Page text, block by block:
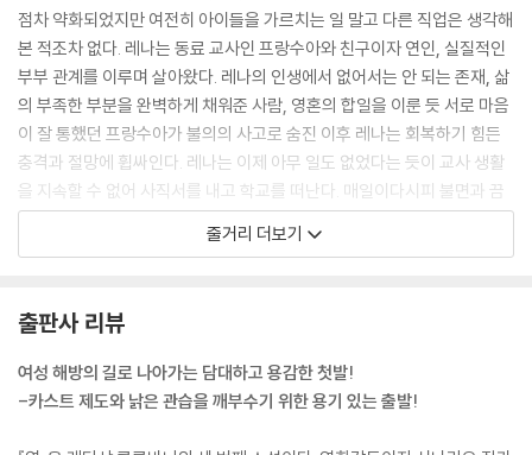
속의 말이자 단지 희망에 그치지 않을 구원의 말이었다. 아이들이 학교 문
을 열고 교실 안으로 발을 들여놓을 때 삶은 그들을겨누었던 적의를 거두
고 비로소 확실한 미래를 열어 보일 것이다. 교육은 아이들에게 카스트 제
도가 부과한 형벌 같은 삶에서 벗어날 기회를 제공해줄 것이다.
--- pp.20~21
그날도 레나는 해변으로 나갔다. 지난밤에도 불면에 시달렸지만 이제는 그
런 생활에 제법 익숙해진 상태였다. 얼굴 가득 짙은 피로감이 어려 있었다.
눈이 따끔거리고 눈 주위가 쿡쿡 쑤셨다. 은근한 동통 탓에 식욕이 일지 않
았다. 다리는 천근만근 무거웠고, 두통이 심한 데다가 이따금 현기증이 일
는 구름 한 점 보이지 않았다. 레나는 이제 곧 청명한 하늘을 바라본 다음에
레나는 자신이 충분한 힘을 갖추고 있다고 믿었을까? 첫 새벽의 밀물이 얼
점차 약화되었지만 여전히 아이들을 가르치는 일 말고 다른 직업은 생각해
본 적조차 없다. 레나는 동료 교사인 프랑수아와 친구이자 연인, 실질적인
부부 관계를 이루며 살아왔다. 레나의 인생에서 없어서는 안 되는 존재, 삶
의 부족한 부분을 완벽하게 채워준 사람, 영혼의 합일을 이룬 듯 서로 마음
이 잘 통했던 프랑수아가 불의의 사고로 숨진 이후 레나는 회복하기 힘든
충격과 절망에 휩싸인다. 레나는 이제 아무 일도 없었다는 듯이 교사 생활
을 지속할 수 없어 사직서를 내고 학교를 떠난다. 매일이다시피 불면과 끔
찍한 악몽에 시달리던 레나는 낯선 곳에서 새로운 삶의 희망을 찾게 되길
바라며 지금껏 한 번도 가본 적 없는 인도의 벵골만 근처 마하발리푸람 마
매일이다시피 바닷가에 나가 저 멀리 수평선을 바라보며 점점 깊은 절망의
늪 속으로 빠져들던 레나는 어느 날 바닷물에 뛰어들었다가 가까스로 구출
아침마다 바닷가에서 연을 날리는 여자아이 랄리타이다. 연을 날리는 아이
줄거리 더보기
출판사 리뷰
여성 해방의 길로 나아가는 담대하고 용감한 첫발!
-카스트 제도와 낡은 관습을 깨부수기 위한 용기 있는 출발!